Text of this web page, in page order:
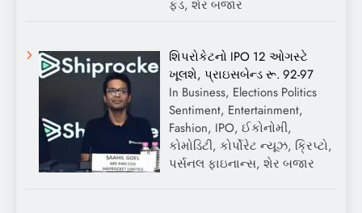
ફંડ, શેર બજાર
શિપરોકેટનો IPO 12 ઓગસ્ટે
ખૂલશે, પ્રાઇસબેન્ડ રૂ. 92-97
In Business, Elections Politics
Sentiment, Entertainment,
Fashion, IPO, ઈકોનોમી,
કોમોડિટી, કોર્પોરેટ ન્યૂઝ, ક્રિપ્ટો,
પર્સનલ ફાઇનાન્સ, શેર બજાર